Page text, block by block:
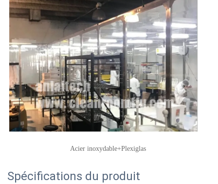
Acier inoxydable+Plexiglas
Spécifications du produit